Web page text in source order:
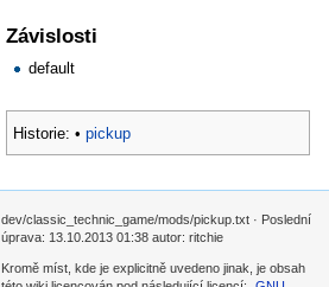
Závislosti
default
Historie: • pickup
dev/classic_technic_game/mods/pickup.txt · Poslední
úprava: 13.10.2013 01:38 autor: ritchie
Kromě míst, kde je explicitně uvedeno jinak, je obsah